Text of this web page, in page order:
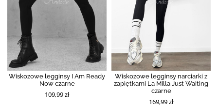
Wiskozowe legginsy I Am Ready
Now czarne
109,99 zł
Wiskozowe legginsy narciarki z
zapiętkami La Milla Just Waiting
czarne
169,99 zł